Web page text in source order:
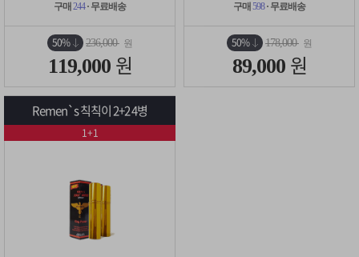
구매 244· 무료배송
50% 236,000 원
119,000 원
구매 598· 무료배송
50% 178,000 원
89,000 원
Remen`s 칙칙이 2+2 4병
1+1